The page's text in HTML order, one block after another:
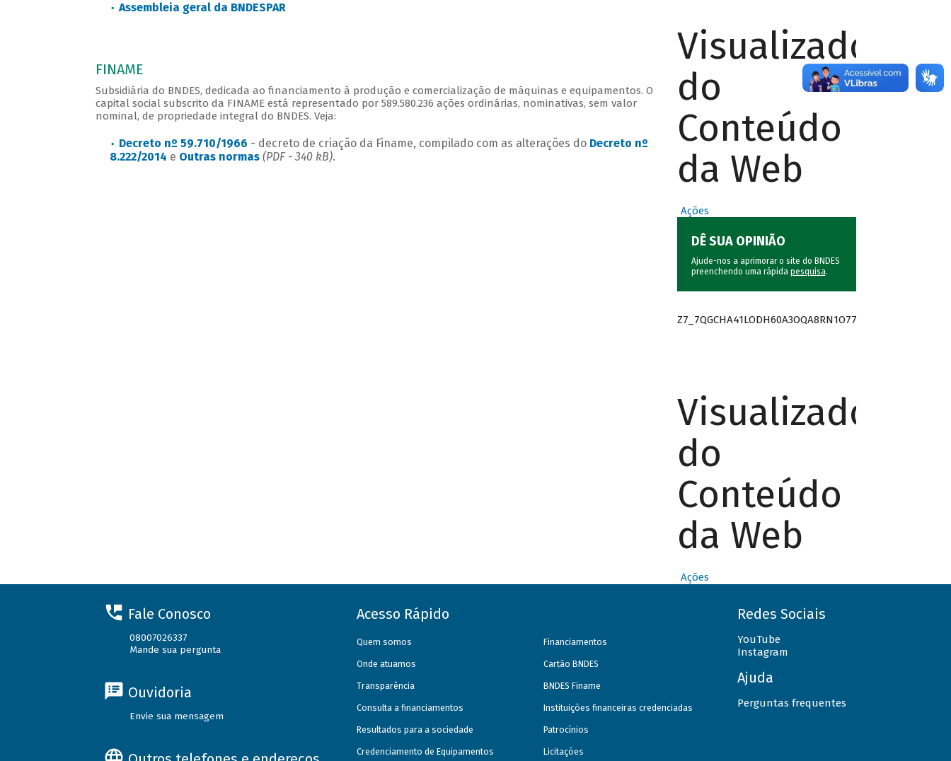
Assembleia geral da BNDESPAR
FINAME
Subsidiária do BNDES, dedicada ao financiamento à produção e comercialização de máquinas e equipamentos. O
capital social subscrito da FINAME está representado por 589.580.236 ações ordinárias, nominativas, sem valor
nominal, de propriedade integral do BNDES. Veja:
Decreto nº 59.710/1966 - decreto de criação da Finame, compilado com as alterações do Decreto nº
8.222/2014 e Outras normas (PDF - 340 kB).
Visualizador
do
Conteúdo
da Web
Ações
DÊ SUA OPINIÃO
Ajude-nos a aprimorar o site do BNDES
preenchendo uma rápida pesquisa.
Z7_7QGCHA41LODH60A3OQA8RN1O77
Visualizador
do
Conteúdo
da Web
Ações
Fale Conosco
08007026337
Mande sua pergunta
Ouvidoria
Envie sua mensagem
Acesso Rápido
Quem somos
Onde atuamos
Transparência
Consulta a financiamentos
Resultados para a sociedade
Credenciamento de Equipamentos
Financiamentos
Cartão BNDES
BNDES Finame
Instituições financeiras credenciadas
Patrocínios
Licitações
Redes Sociais
YouTube
Instagram
Ajuda
Perguntas frequentes